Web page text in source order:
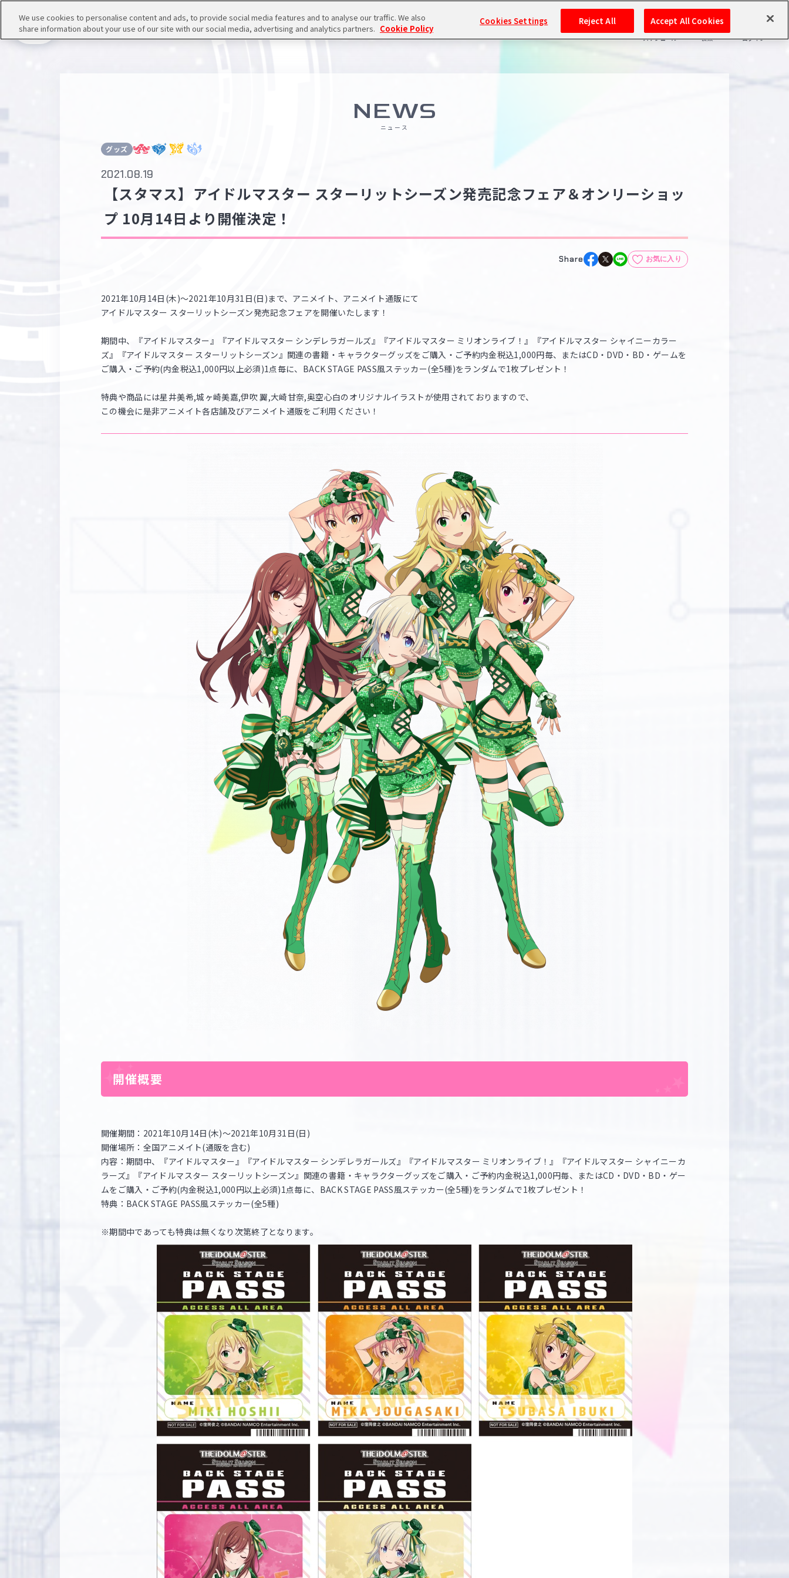
スケジュール 検索 ログイン
閲覧履歴・購入履歴
マイスケジュール メモ
NEWS
ニュース
グッズ
2021.08.19
【スタマス】アイドルマスター スターリットシーズン発売記念フェア＆オンリーショッ
プ 10月14日より開催決定！
Share お気に入り
2021年10月14日(木)～2021年10月31日(日)まで、アニメイト、アニメイト通販にて
アイドルマスター スターリットシーズン発売記念フェアを開催いたします！
期間中、『アイドルマスター』『アイドルマスター シンデレラガールズ』『アイドルマスター ミリオンライブ！』『アイドルマスター シャイニーカラー
ズ』『アイドルマスター スターリットシーズン』関連の書籍・キャラクターグッズをご購入・ご予約内金税込1,000円毎、またはCD・DVD・BD・ゲームを
ご購入・ご予約(内金税込1,000円以上必須)1点毎に、BACK STAGE PASS風ステッカー(全5種)をランダムで1枚プレゼント！
特典や商品には星井美希,城ヶ崎美嘉,伊吹 翼,大崎甘奈,奥空心白のオリジナルイラストが使用されておりますので、
この機会に是非アニメイト各店舗及びアニメイト通販をご利用ください！
開催概要
開催期間：2021年10月14日(木)～2021年10月31日(日)
開催場所：全国アニメイト(通販を含む)
内容：期間中、『アイドルマスター』『アイドルマスター シンデレラガールズ』『アイドルマスター ミリオンライブ！』『アイドルマスター シャイニーカ
ラーズ』『アイドルマスター スターリットシーズン』関連の書籍・キャラクターグッズをご購入・ご予約内金税込1,000円毎、またはCD・DVD・BD・ゲー
ムをご購入・ご予約(内金税込1,000円以上必須)1点毎に、BACK STAGE PASS風ステッカー(全5種)をランダムで1枚プレゼント！
特典：BACK STAGE PASS風ステッカー(全5種)
※期間中であっても特典は無くなり次第終了となります。
We use cookies to personalise content and ads, to provide social media features and to analyse our traffic. We also
share information about your use of our site with our social media, advertising and analytics partners. Cookie Policy
Cookies Settings Reject All Accept All Cookies